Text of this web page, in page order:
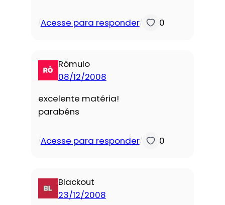
/Acesse para responder/ 0
Rômulo
08/12/2008
excelente matéria!
parabéns
/Acesse para responder/ 0
Blackout
23/12/2008